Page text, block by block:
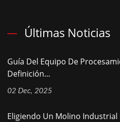
Últimas Noticias
Guía Del Equipo De
Definición...
02 Dec, 2025
Eligiendo Un Molino Industrial